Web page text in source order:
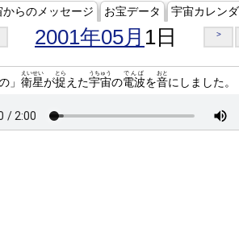
からのメッセージ お宝データ 宇宙カレン
2001年05月 1日 >
」 衛星
えいせい
が捉
とら
えた宇宙
うちゅう
の電波
でんぱ
を音
おと
にしました。